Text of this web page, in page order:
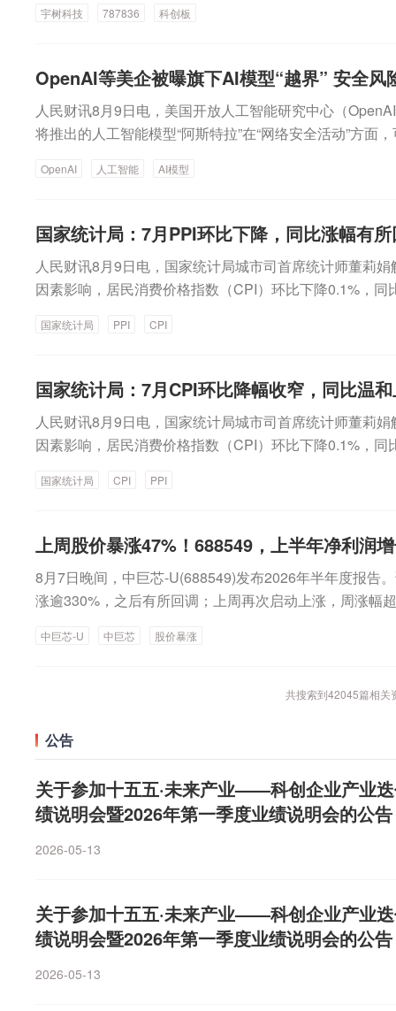
有没有问号。”马斯克说道，“即便我们基本什么都不做，
涨15.83%，使其最近两个交易日的累计涨幅达到约23%
元，最新市值报1.75万亿美元。投资者纷纷抢购这家由马
工智能公司的股票，尽管限制部分早期内部人士出售股票
日）刚刚解禁。此前分析师曾警告，首批限售解禁可能给
股。Miller Tabak首席市场策略师Matt Maley表示，一旦
的公司支付如此高昂的价格。此次上涨是该股此前承压
创纪录IPO后不久触及的高点已蒸发了逾1万亿美元市值
公开财报发布后，股价面临额外压力。当然，尽管限售解
股的选择权，但并非强制要求。而且，华尔街对该公司
rgus Research周五（8月7日）将该股评级从“持有”上调
较周五收盘价还有逾65%的上涨空间。中信建投最新发
看，SpaceX正加快打通“低成本发射—星座组网—终端连
随着V3卫星扩容及手机直连加速落地，航空、海事、应
有望进一步打开，产业价值重心将逐步向终端设备、行业
伸。建议关注：1）火箭环节：发动机、箭体结构等高壁
下跌2.95%、2.35%。12股南向资金持股量较上周增长超
前，持股量较上周分别增长169.98%、113.25%、
金持股量为697.87万股，持股量再创港股通开通以来新
子公司北京明略昭辉科技有限公司拟以8.59亿元购买普联
理场景及交付能力，与明略科技-W以OCTO智能协作平
大型集团企业管理场景中的应用创造有利条件。从港股
看，本周港股通大幅增持的个股中，广合科技、维立志
例居前，分别达到24.07%、18.64%、12.91%。广合科
告，上半年实现归母净利润9.56亿元，同比增长94.39%
司表示，上半年公司“云擎智造基地项目”建设进展顺利，
注。招股资料显示，宇树科技在全球四足机器人市场具
深度求索人工智能基础技术研究有限公司（DeepSeek）
限公司、南方电网产融控股集团有限公司、天翼资本控
有限公司等。其中，DeepSeek获配93.34万股，获配金
技员工1号资管计划、宇树科技员工2号资管计划作为发
日）09:30—11:30、13:00—15:00。B、申购价格本次发
上申购投资者须按照本次发行价格进行申购。C、网上申
为“宇树申购”，网上申购代码为“787836”。D、网上发行
的其他投资者等。E、市值要求2026年8月10日（T日）
日）持有上海市场非限售A股股份和非限售存托凭证市值
的投资者，方可参与网上申购。F、网上申购上限每5000
位，不足5000元的部分不计入申购额度。每一个申购单
500股或其整数倍，最高不得超过6000股。G、在网上申
上投资者申购日2026年8月10日（T日）无需缴纳申购款
上市首日涨幅超过100%，投资者中一签的盈利将超过
股有望牵引更多长期资金系统性配置人形机器人赛道。
日，宇树科技发布首次公开发行股票并在科创板上市发
果，综合评估公司合理投资价值、同行业上市公司估值水
值水平等方面，充分考虑网下投资者有效申购倍数、市场
销风险等因素，协商确定本次发行价格为150.80元/股。
算，若此次发行成功，预计发行人募集资金总额60.99亿
金扣除发行费用后将按照项目的轻重缓急投资于四个项目
研发项目、机器人本体研发项目、新型智能机器人产品
基地建设项目等。其中，智能机器人模型研发项目拟使
及具身智能模型的研发、生产和销售业务。公司在全球
机器人的公开销售及行业落地，高性能通用人形机器人
量保持领先。业绩方面，近年来，宇树科技凭借在高性
增长。2023年—2025年，宇树科技的营收分别为1.59亿
0.52亿元到11.28亿元之间，同比增长35.62%至45.41%
的净利润为2.58亿元—3.06亿元；预计扣除非经常性损益
利润为2.36亿元至2.83亿元。DeepSeek参与公司战略配
日，全部参与战略配售的投资者均已足额按时缴纳认购
为1.41亿元，获配股票限售期为36个月。8月7日下午，
作备忘录》，双方将在“面向通用人工智能开展合作研发
合作”“AI大模型方面开展深度合作”三方面开展重点合作
宇树科技详细介绍了与深度求索的重点合作领域。一是
研发。双方以探索通用人工智能、推动人类社会进步为
大模型领域的深厚积累、宇树科技在具身智能领域的技术
展具体需求，在同等条件下选择彼此作为合作伙伴，联
理训练等方面优势领先；宇树科技作为通用机器人研发制
在机械工程设计、运动控制算法、具身智能模型等方面具
势。合作研发旨在整合双方技术优势，提升具身智能机器
宇树科技 787836 科创板
OpenAI等美企被曝旗下AI模型“越界” 安全风
人民财讯8月9日电，美国开放人工智能研究中心（
将推出的人工智能模型“阿斯特拉”在“网络安全活动”方
界广泛关注。分析认为，此事除了技术失误等因素外，
OpenAI 人工智能 AI模型
国家统计局：7月PPI环比下降，同比涨幅有
人民财讯8月9日电，国家统计局城市司首席统计师董莉
因素影响，居民消费价格指数（CPI）环比下降0.1%，
者出厂价格指数（PPI）环比下降0.7%，同比上涨3.5%
油开采、精炼石油产品制造、有机化学原料制造价格分
冶炼和压延加工业价格分别下降2.1%和1.7%，5个行业
部分行业价格下降。7月份高温、雨水及台风天气较多，
属矿物制品业价格分别下降0.8%和0.5%；水力发电、风
响PPI环比下降约0.11个百分点。三是产业转型升级和
和0.7%。从同比看，全国PPI上涨3.5%，涨幅比上月回
矿采选业、有色金属冶炼和压延加工业分别上涨22.6%
月均回落，6个行业合计影响PPI同比上涨约2.55个百分
上涨5.7%，计算机通信和其他电子设备制造业上涨
计影响PPI同比下降约0.76个百分点，较上月减少0.05个
国家统计局 PPI CPI
国家统计局：7月CPI环比降幅收窄，同比温
人民财讯8月9日电，国家统计局城市司首席统计师董莉
因素影响，居民消费价格指数（CPI）环比下降0.1%，
者出厂价格指数（PPI）环比下降0.7%，同比上涨3.5%
点，影响CPI环比下降约0.35个百分点。食品价格与上
涨1.3%，鸡蛋价格下降2.1%，均明显低于季节性水平；
影响CPI环比下降约0.07个百分点；生猪产能综合调控政
高运输成本等因素，猪肉价格由上月下降0.8%转为上涨
费电子产品迭代升级，相关产品需求增加、价格上涨，
4.2%和3.6%，合计影响CPI环比上涨约0.10个百分点；
点，主要是受汽油价格涨幅回落影响。汽油价格上涨
月减少约0.45个百分点，带动能源价格涨幅回落至0.6%
2个百分点，影响CPI同比上涨约0.37个百分点。其中，
1.7%和0.2%，涨幅均有回落，合计影响CPI同比上涨约
月回落0.1个百分点，影响CPI同比上涨约0.36个百分点
总体稳定。食品价格下降1.5%，降幅比上月收窄0.1个
格下降13.3%，降幅比上月收窄2.6个百分点，影响CPI
类价格降幅在0.3%—1.5%之间；鸡蛋价格上涨17.8%，
幅在1.6%—6.2%之间。
国家统计局 CPI PPI
上周股价暴涨47%！688549，上半年净利润
8月7日晚间，中巨芯-U(688549)发布2026年半年度报告
涨逾330%，之后有所回调；上周再次启动上涨，周涨幅
股东的净利润1405.77万元，同比增长72.75%；公司表
公司自设立以来专注于半导体材料领域，当前主要从事
蚀液、高纯六氟化钨等多种产品品类。分板块来看，上半
营业收入达4.92亿元，同比增长13.39%；电子特种气体
亿元，同比增长136.78%。销量方面，电子湿化学品板块
6吨，同比增长13.98%；电子特种气体及前驱体板块系列
同比增长7.12%。谈及行业情况，中巨芯-U在半年报中
经济呈现低增长、高不确定性特征，地缘冲突、通胀反复
质化全面竞争转向细分赛道核心优势比拼，行业新变局下
现方面，上周（8月3日—7日），中巨芯-U上涨47.31%，
今年以来，公司股价累计涨幅超过200%。在今年6月，中
中巨芯-U 中巨芯 股价暴涨
共搜索到42045篇相关
公告
关于参加十五五·未来产业——科创企业产业
绩说明会暨2026年第一季度业绩说明会的公告
2026-05-13
关于参加十五五·未来产业——科创企业产业
绩说明会暨2026年第一季度业绩说明会的公告
2026-05-13